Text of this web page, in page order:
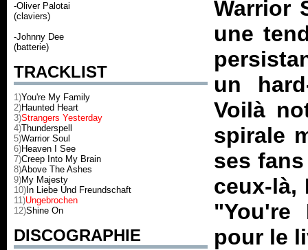
-Oliver Palotai
(claviers)
-Johnny Dee
(batterie)
TRACKLIST
1)You're My Family
2)Haunted Heart
3)Strangers Yesterday
4)Thunderspell
5)Warrior Soul
6)Heaven I See
7)Creep Into My Brain
8)Above The Ashes
9)My Majesty
10) In Liebe Und Freundschaft
11)Ungebrochen
12)Shine On
DISCOGRAPHIE
Warrior
une
un
Voilà
spirale
ses
ceux-là,
"You're
pour le